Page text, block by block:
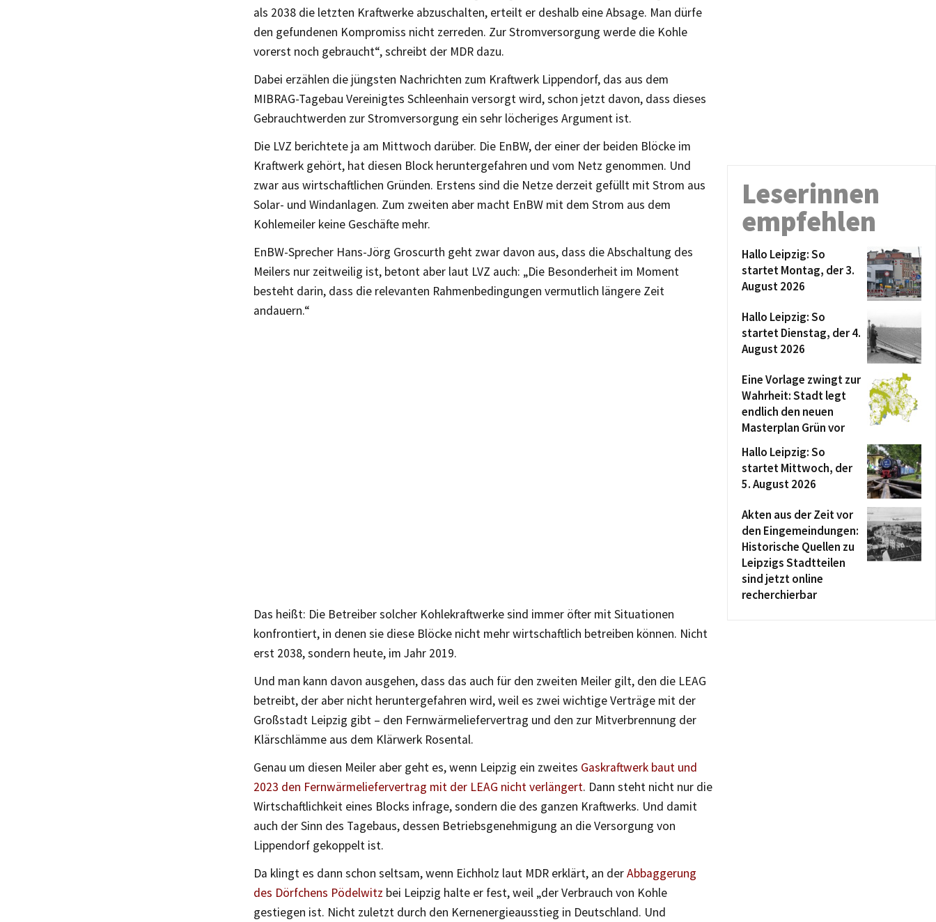
als 2038 die letzten Kraftwerke abzuschalten, erteilt er deshalb eine Absage. Man dürfe
den gefundenen Kompromiss nicht zerreden. Zur Stromversorgung werde die Kohle
vorerst noch gebraucht“, schreibt der MDR dazu.
Dabei erzählen die jüngsten Nachrichten zum Kraftwerk Lippendorf, das aus dem
MIBRAG-Tagebau Vereinigtes Schleenhain versorgt wird, schon jetzt davon, dass dieses
Gebrauchtwerden zur Stromversorgung ein sehr löcheriges Argument ist.
Die LVZ berichtete ja am Mittwoch darüber. Die EnBW, der einer der beiden Blöcke im
Kraftwerk gehört, hat diesen Block heruntergefahren und vom Netz genommen. Und
zwar aus wirtschaftlichen Gründen. Erstens sind die Netze derzeit gefüllt mit Strom aus
Solar- und Windanlagen. Zum zweiten aber macht EnBW mit dem Strom aus dem
Kohlemeiler keine Geschäfte mehr.
EnBW-Sprecher Hans-Jörg Groscurth geht zwar davon aus, dass die Abschaltung des
Meilers nur zeitweilig ist, betont aber laut LVZ auch: „Die Besonderheit im Moment
besteht darin, dass die relevanten Rahmenbedingungen vermutlich längere Zeit
andauern.“
Das heißt: Die Betreiber solcher Kohlekraftwerke sind immer öfter mit Situationen
konfrontiert, in denen sie diese Blöcke nicht mehr wirtschaftlich betreiben können. Nicht
erst 2038, sondern heute, im Jahr 2019.
Und man kann davon ausgehen, dass das auch für den zweiten Meiler gilt, den die LEAG
betreibt, der aber nicht heruntergefahren wird, weil es zwei wichtige Verträge mit der
Großstadt Leipzig gibt – den Fernwärmeliefervertrag und den zur Mitverbrennung der
Klärschlämme aus dem Klärwerk Rosental.
Genau um diesen Meiler aber geht es, wenn Leipzig ein zweites Gaskraftwerk baut und
2023 den Fernwärmeliefervertrag mit der LEAG nicht verlängert. Dann steht nicht nur die
Wirtschaftlichkeit eines Blocks infrage, sondern die des ganzen Kraftwerks. Und damit
auch der Sinn des Tagebaus, dessen Betriebsgenehmigung an die Versorgung von
Lippendorf gekoppelt ist.
Da klingt es dann schon seltsam, wenn Eichholz laut MDR erklärt, an derAbbaggerung
des Dörfchens Pödelwitz bei Leipzig halte er fest, weil „der Verbrauch von Kohle
gestiegen ist. Nicht zuletzt durch den Kernenergieausstieg in Deutschland. Und
Leserinnen
empfehlen
Hallo Leipzig: So
startet Montag, der 3.
August 2026
Hallo Leipzig: So
startet Dienstag, der 4.
August 2026
Eine Vorlage zwingt zur
Wahrheit: Stadt legt
endlich den neuen
Masterplan Grün vor
Hallo Leipzig: So
startet Mittwoch, der
5. August 2026
Akten aus der Zeit vor
den Eingemeindungen:
Historische Quellen zu
Leipzigs Stadtteilen
sind jetzt online
recherchierbar